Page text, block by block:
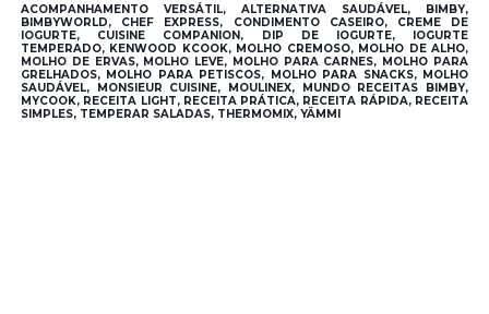
ACOMPANHAMENTO VERSÁTIL, ALTERNATIVA SAUDÁVEL, BIMBY,
BIMBYWORLD, CHEF EXPRESS, CONDIMENTO CASEIRO, CREME DE
IOGURTE, CUISINE COMPANION, DIP DE IOGURTE, IOGURTE
TEMPERADO, KENWOOD KCOOK, MOLHO CREMOSO, MOLHO DE ALHO,
MOLHO DE ERVAS, MOLHO LEVE, MOLHO PARA CARNES, MOLHO PARA
GRELHADOS, MOLHO PARA PETISCOS, MOLHO PARA SNACKS, MOLHO
SAUDÁVEL, MONSIEUR CUISINE, MOULINEX, MUNDO RECEITAS BIMBY,
MYCOOK, RECEITA LIGHT, RECEITA PRÁTICA, RECEITA RÁPIDA, RECEITA
SIMPLES, TEMPERAR SALADAS, THERMOMIX, YÄMMI